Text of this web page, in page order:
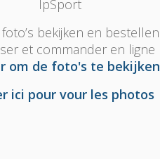
IpSport
bekijken en bestellen
et commander en ligne
om de foto's te bekijken
ici pour vour les photos